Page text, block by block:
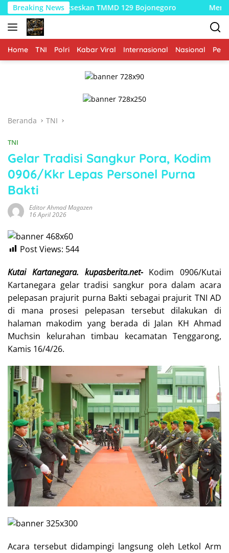
Langsung
ke
konten
Breaking News
Sukseskan TMMD 129 Bojonegoro Merajut Asa di
Home TNI Polri Kabar Viral Internasional Nasional
Beranda TNI
TNI
Gelar Tradisi Sangkur Pora, Kodim
0906/Kkr Lepas Personel Purna
Bakti
Editor Ahmad Magazen
16 April 2026
Post Views: 544
Kutai Kartanegara. kupasberita.net-Kodim 0906/Kutai
Kartanegara gelar tradisi sangkur pora dalam acara
pelepasan prajurit purna Bakti sebagai prajurit TNI AD
di mana prosesi pelepasan tersebut dilakukan di
halaman makodim yang berada di Jalan KH Ahmad
Muchsin kelurahan timbau kecamatan Tenggarong,
Kamis 16/4/26.
Acara tersebut didampingi langsung oleh Letkol Arm